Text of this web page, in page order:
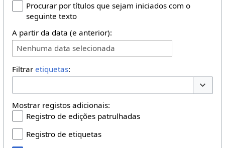
Procurar por títulos que sejam iniciados com o
seguinte texto
A partir da data (e anterior):
Nenhuma data selecionada
Filtrar etiquetas:
Mostrar registos adicionais:
Registro de edições patrulhadas
Registro de etiquetas